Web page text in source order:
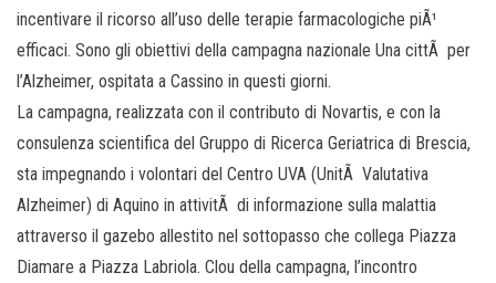
incentivare il ricorso all’uso delle terapie farmacologiche piÃ¹
efficaci. Sono gli obiettivi della campagna nazionale Una cittÃ per
l’Alzheimer, ospitata a Cassino in questi giorni.
La campagna, realizzata con il contributo di Novartis, e con la
consulenza scientifica del Gruppo di Ricerca Geriatrica di Brescia,
sta impegnando i volontari del Centro UVA (UnitÃ Valutativa
Alzheimer) di Aquino in attivitÃ di informazione sulla malattia
attraverso il gazebo allestito nel sottopasso che collega Piazza
Diamare a Piazza Labriola. Clou della campagna, l’incontro